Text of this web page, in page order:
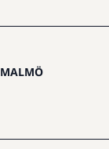
MALMÖ